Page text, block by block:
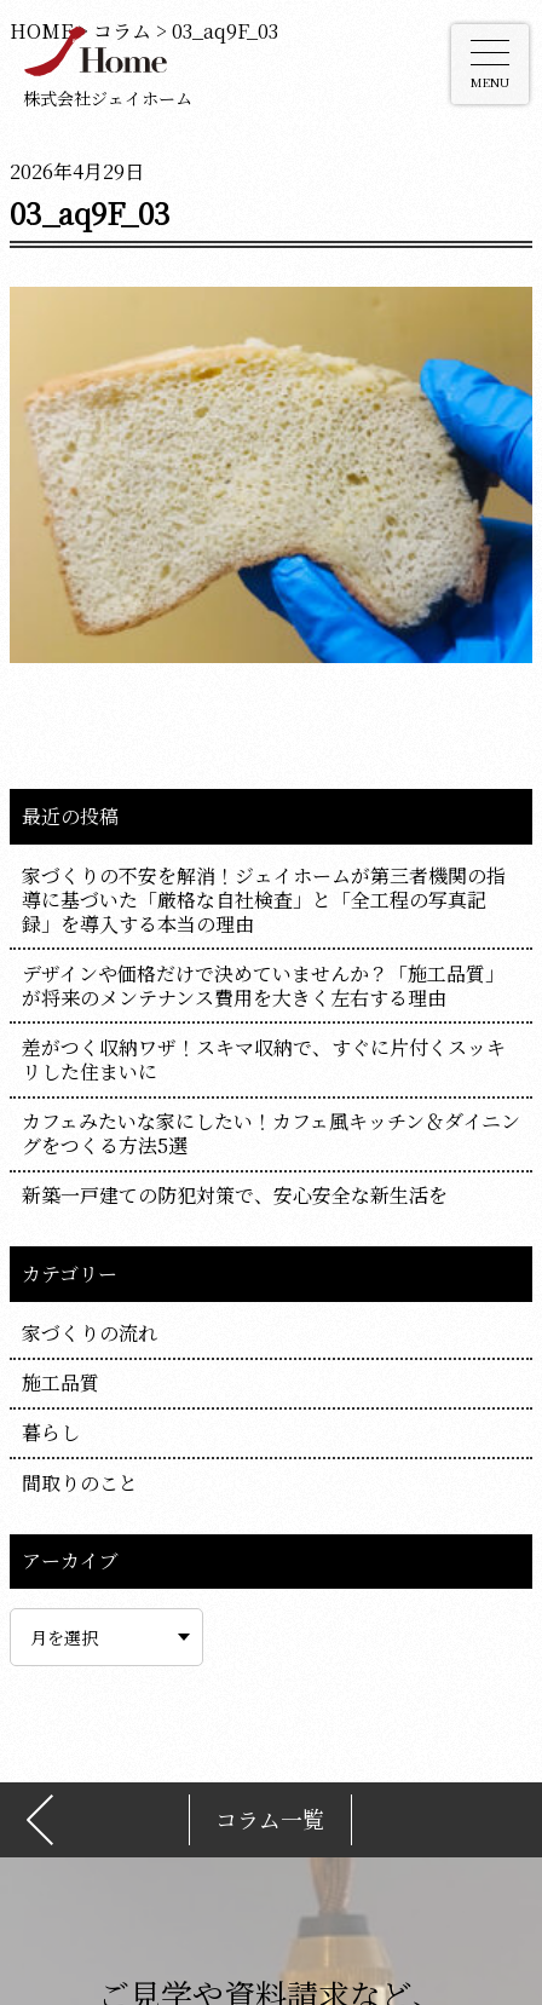
株式会社ジェイホーム
MENU
HOME> コラム > 03_aq9F_03
2026年4月29日
03_aq9F_03
最近の投稿
家づくりの不安を解消！ジェイホームが第三者機関の指
導に基づいた「厳格な自社検査」と「全工程の写真記
録」を導入する本当の理由
デザインや価格だけで決めていませんか？「施工品質」
が将来のメンテナンス費用を大きく左右する理由
差がつく収納ワザ！スキマ収納で、すぐに片付くスッキ
リした住まいに
カフェみたいな家にしたい！カフェ風キッチン＆ダイニン
グをつくる方法5選
新築一戸建ての防犯対策で、安心安全な新生活を
カテゴリー
家づくりの流れ
施工品質
暮らし
間取りのこと
アーカイブ
イ
コラム一覧
ご見学や資料請求など、